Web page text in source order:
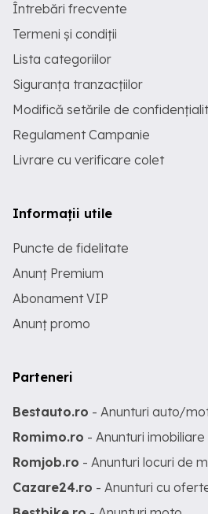
Întrebări frecvente
Termeni și condiții
Lista categoriilor
Siguranța tranzacțiilor
Modifică setările de
Regulament Campanie
Livrare cu verificare colet
Informații utile
Puncte de fidelitate
Anunț Premium
Abonament VIP
Anunț promo
Parteneri
Bestauto.ro - Anunturi auto/
Romimo.ro - Anunturi imobiliare
Romjob.ro - Anunturi locuri de
Cazare24.ro - Anunturi cu